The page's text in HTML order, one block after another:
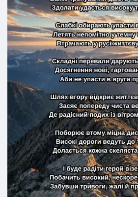
Аби не упасти в яруги пригоди.
Шлях вгору відкриє життєву
Засяє попереду чиста вершина,
Де радісний подих із вітром
Поборює втому міцна дисципліна,
Високі дороги ведуть до тріумфу,
Долається кожна скеляста стежина.
І буде радіти герой візерунку,
Побачить високий, нескорений
Забувши тривоги, жалі й
Вгорі розкриваються вміння прозорі.
Мирослав Манюк
04.08.2026